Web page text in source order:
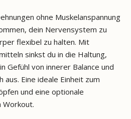
ohne Muskelanspannung
dein Nervensystem zu
flexibel zu halten. Mit
sinkst du in die Haltung,
Gefühl von innerer Balance und
Eine ideale Einheit zum
und eine optionale
Workout.